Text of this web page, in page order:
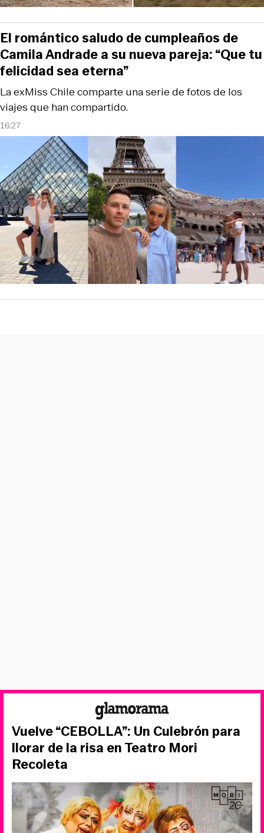
16:27
La exMiss Chile comparte una serie de fotos de los
viajes que han compartido.
El romántico saludo de cumpleaños de
Camila Andrade a su nueva pareja: “Que tu
felicidad sea eterna”
Vuelve “CEBOLLA”: Un Culebrón para
llorar de la risa en Teatro Mori
Recoleta